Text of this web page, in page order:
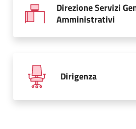
Direzione Servizi
Amministrativi
Dirigenza